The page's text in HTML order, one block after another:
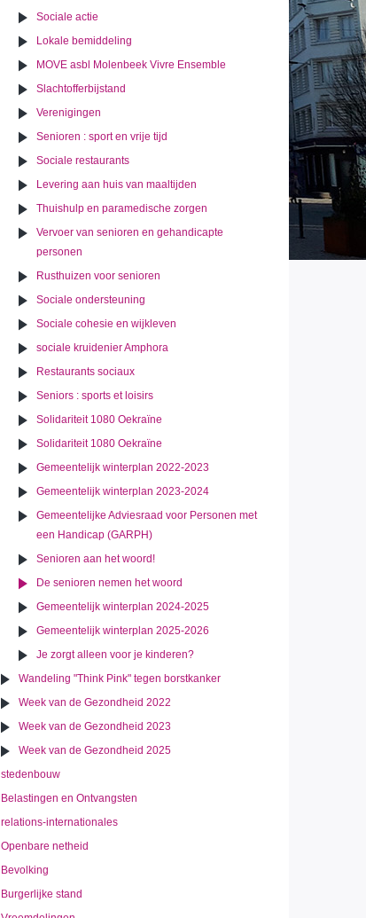
Sociale actie
Lokale bemiddeling
MOVE asbl Molenbeek Vivre Ensemble
Slachtofferbijstand
Verenigingen
Senioren : sport en vrije tijd
Sociale restaurants
Levering aan huis van maaltijden
Thuishulp en paramedische zorgen
Vervoer van senioren en gehandicapte
personen
Rusthuizen voor senioren
Sociale ondersteuning
Sociale cohesie en wijkleven
sociale kruidenier Amphora
Restaurants sociaux
Seniors : sports et loisirs
Solidariteit 1080 Oekraïne
Solidariteit 1080 Oekraïne
Gemeentelijk winterplan 2022-2023
Gemeentelijk winterplan 2023-2024
Gemeentelijke Adviesraad voor Personen met
een Handicap (GARPH)
Senioren aan het woord!
De senioren nemen het woord
Gemeentelijk winterplan 2024-2025
Gemeentelijk winterplan 2025-2026
Je zorgt alleen voor je kinderen?
Wandeling "Think Pink" tegen borstkanker
Week van de Gezondheid 2022
Week van de Gezondheid 2023
Week van de Gezondheid 2025
stedenbouw
Belastingen en Ontvangsten
relations-internationales
Openbare netheid
Bevolking
Burgerlijke stand